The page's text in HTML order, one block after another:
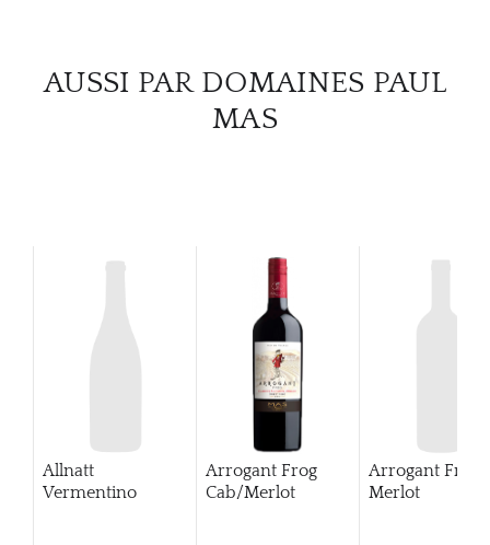
AUSSI PAR DOMAINES PAUL
MAS
Allnatt
Vermentino
Arrogant Frog
Cab/Merlot
Arrogant Frog
Merlot